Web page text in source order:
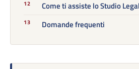
Come ti assiste lo Studio
Domande frequenti